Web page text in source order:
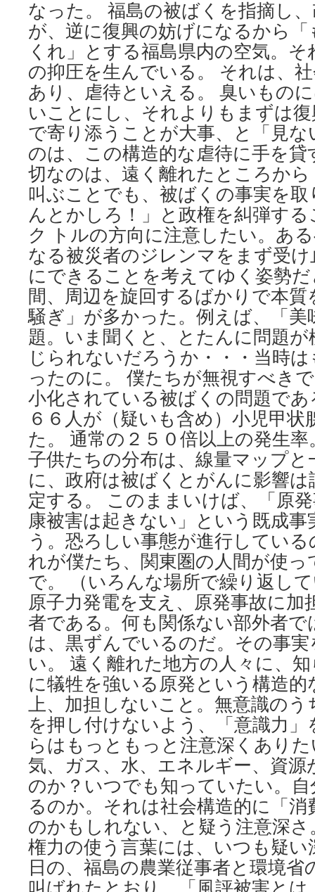
なった。 福島の被ばくを指摘し
が、逆に復興の妨げになるから
くれ」とする福島県内の空気。
の抑圧を生んでいる。 それは、
あり、虐待といえる。 臭いもの
いことにし、それよりもまずは
で寄り添うことが大事、と「見
のは、この構造的な虐待に手を
切なのは、遠く離れたところか
叫ぶことでも、被ばくの事実を
んとかしろ！」と政権を糾弾す
ク トルの方向に注意したい。あ
なる被災者のジレンマをまず受
にできることを考えてゆく姿勢
間、周辺を旋回するばかりで本
騒ぎ」が多かった。例えば、「
題。いま聞くと、とたんに問題
じられないだろうか・・・当時
ったのに。 僕たちが無視すべき
小化されている被ばくの問題で
６６人が（疑いも含め）小児甲
た。 通常の２５０倍以上の発生
子供たちの分布は、線量マップ
に、政府は被ばくとがんに影響
定する。 このままいけば、「原
康被害は起きない」という既成
う。恐ろしい事態が進行してい
れが僕たち、関東圏の人間が使
で。 （いろんな場所で繰り返し
原子力発電を支え、原発事故に
者である。何も関係ない部外者
は、黒ずんでいるのだ。その事
い。 遠く離れた地方の人々に、
に犠牲を強いる原発という構造
上、加担しないこと。無意識の
を押し付けないよう、「意識力
らはもっともっと注意深くあり
気、ガス、水、エネルギー、資
のか？いつでも知っていたい。
るのか。それは社会構造的に「
のかもしれない、と疑う注意深
権力の使う言葉には、いつも疑
日の、福島の農業従事者と環境省
叫ばれたとおり、「風評被害と